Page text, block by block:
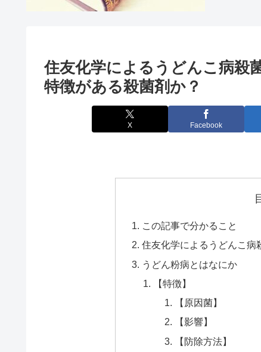
住友化学によるうどんこ病
特徴がある殺菌剤か？
X Facebook
この記事で分かること
住友化学によるうどんこ病
うどん粉病とはなにか
【特徴】
【原因菌】
【影響】
【防除方法】